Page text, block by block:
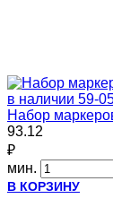
в наличии 59-
Набор
93.12
₽
мин.
В КОРЗИНУ